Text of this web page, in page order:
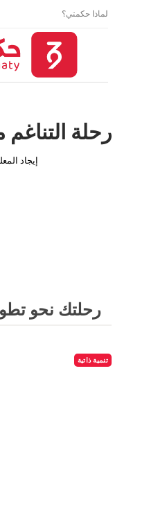
لماذا حكمتي؟
رحلة
إيجاد
رحلتك نحو
تنمية ذاتية